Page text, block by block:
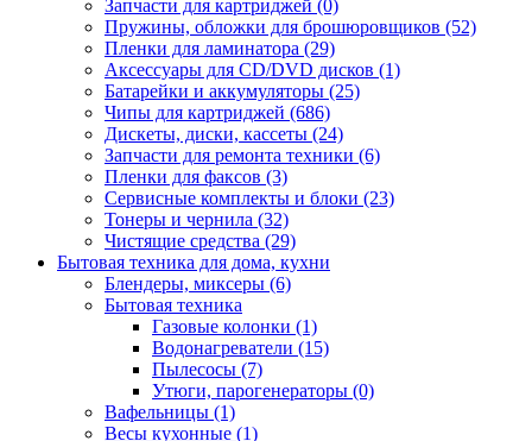
Запчасти для картриджей (0)
Пружины, обложки для брошюровщиков (52)
Пленки для ламинатора (29)
Аксессуары для CD/DVD дисков (1)
Батарейки и аккумуляторы (25)
Чипы для картриджей (686)
Дискеты, диски, кассеты (24)
Запчасти для ремонта техники (6)
Пленки для факсов (3)
Сервисные комплекты и блоки (23)
Тонеры и чернила (32)
Чистящие средства (29)
Бытовая техника для дома, кухни
Блендеры, миксеры (6)
Бытовая техника
Газовые колонки (1)
Водонагреватели (15)
Пылесосы (7)
Утюги, парогенераторы (0)
Вафельницы (1)
Весы кухонные (1)